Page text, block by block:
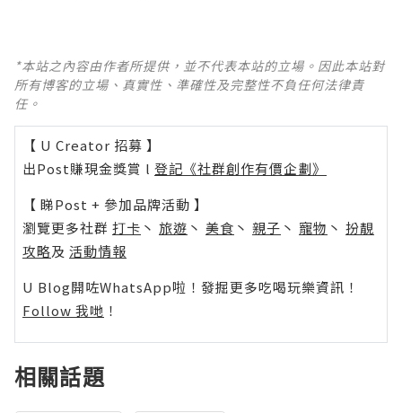
*本站之內容由作者所提供，並不代表本站的立場。因此本站對
所有博客的立場、真實性、準確性及完整性不負任何法律責
任。
【 U Creator 招募 】
出Post賺現金獎賞 l 登記《社群創作有價企劃》
【 睇Post + 參加品牌活動 】
瀏覽更多社群 打卡 丶 旅遊 丶 美食 丶 親子 丶 寵物 丶 扮靚
攻略及 活動情報
U Blog開咗WhatsApp啦！發掘更多吃喝玩樂資訊！
Follow 我哋 ！
相關話題